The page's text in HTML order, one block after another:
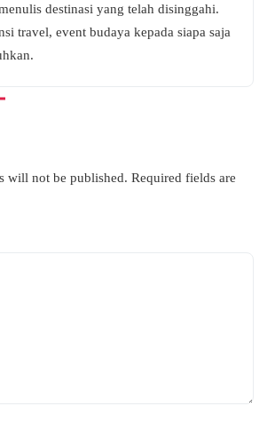
destinasi yang telah disinggahi.
travel, event budaya kepada siapa saja
will not be published. Required fields are